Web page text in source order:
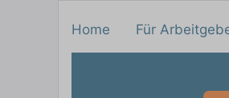
Home Für